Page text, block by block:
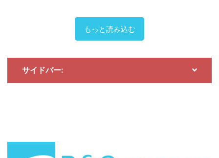
10月30日～11月1日 | ホーチミン市 | VIETRF
2025 - リテールテック＆フランチャイズショー
10月30日～11月1日|ホーチミン市|サイゴンビ
ューティーショー＆K-Beauty Expo Vietnam
2025
もっと読み込む
サイドバー: